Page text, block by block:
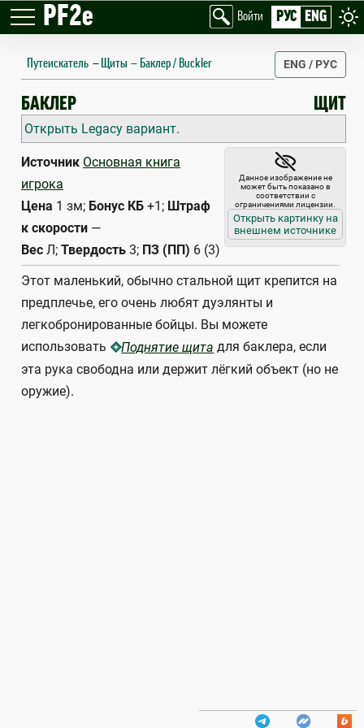
PF2e Войти РУС ENG
Путеискатель — Щиты Баклер / Buckler ENG / РУС
БАКЛЕР
BUCKLER ЩИТ
Открыть Legacy вариант.
Данное изображение не
может быть показано в
соответствии с
ограничениями лицензии.
Открыть картинку на
внешнем источнике
Источник Основная книга
игрока
Цена 1 зм; Бонус КБ +1; Штраф
к скорости —
Вес Л; Твердость 3; ПЗ (ПП) 6 (3)
Этот маленький, обычно стальной щит крепится на
предплечье, его очень любят дуэлянты и
легкобронированные бойцы. Вы можете
использовать
Поднятие щита для баклера, если
эта рука свободна или держит лёгкий объект (но не
оружие).